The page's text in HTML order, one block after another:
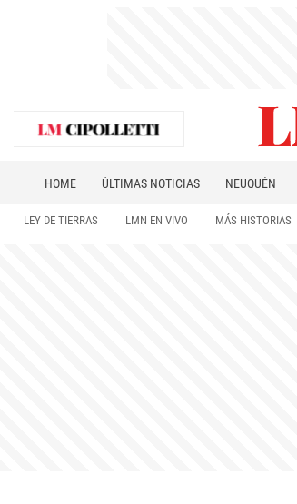
HOME ÚLTIMAS NOTICIAS NEUQUÉN
LEY DE TIERRAS LMN EN VIVO MÁS HISTORIAS